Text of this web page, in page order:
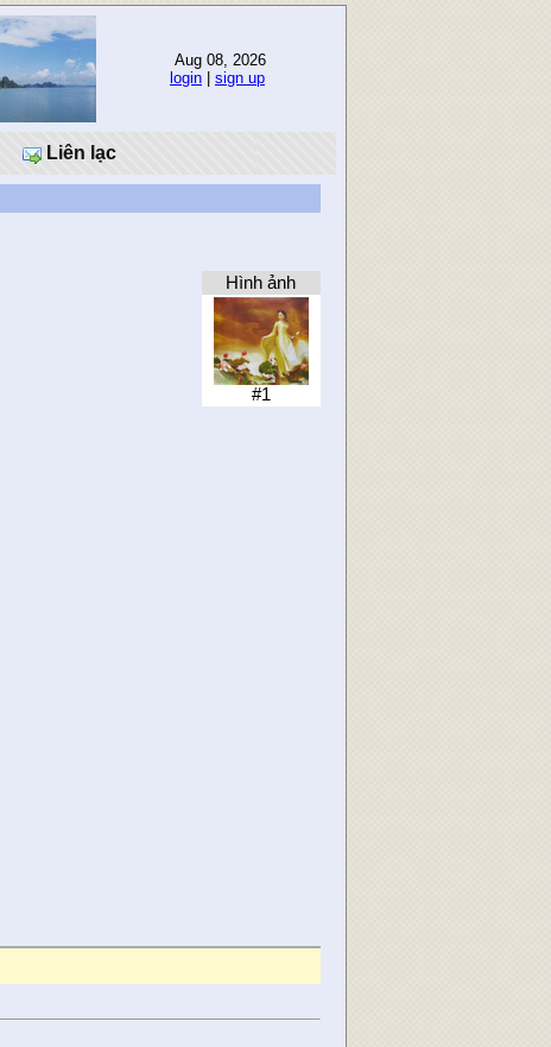
Aug 08, 2026
login
sign up
Liên lạc
Hình ảnh
#1